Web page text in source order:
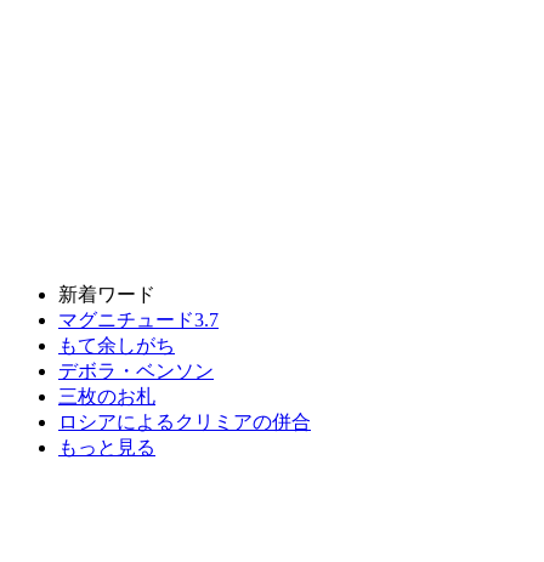
新着ワード
マグニチュード3.7
もて余しがち
デボラ・ベンソン
三枚のお札
ロシアによるクリミアの併合
もっと見る